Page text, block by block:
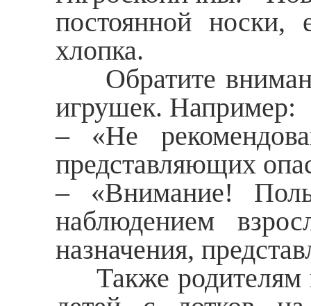
постоянной носки,
хлопка.
Обратите
игрушек. Например:
– «Не
представляющих
– «Внимание!
наблюдением
назначения,
Также родителям